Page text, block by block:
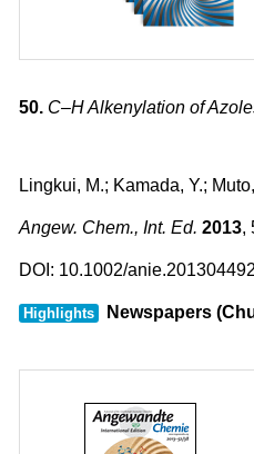
50. C–H Alkenylation of
Lingkui, M.; Kamada, Y.;
Angew. Chem., Int. Ed. 2013,
DOI: 10.1002/anie.201304492
Highlights Newspapers